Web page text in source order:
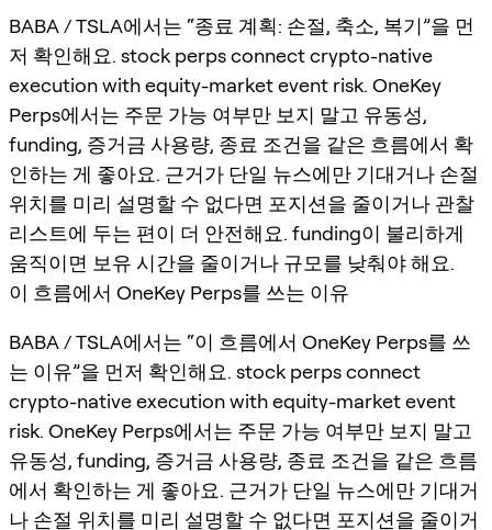
BABA / TSLA에서는 “종료 계획: 손절, 축소, 복기”을 먼
저 확인해요. stock perps connect crypto-native
execution with equity-market event risk. OneKey
Perps에서는 주문 가능 여부만 보지 말고 유동성,
funding, 증거금 사용량, 종료 조건을 같은 흐름에서 확
인하는 게 좋아요. 근거가 단일 뉴스에만 기대거나 손절
위치를 미리 설명할 수 없다면 포지션을 줄이거나 관찰
리스트에 두는 편이 더 안전해요. funding이 불리하게
움직이면 보유 시간을 줄이거나 규모를 낮춰야 해요.
이 흐름에서 OneKey Perps를 쓰는 이유
BABA / TSLA에서는 “이 흐름에서 OneKey Perps를 쓰
는 이유”을 먼저 확인해요. stock perps connect
crypto-native execution with equity-market event
risk. OneKey Perps에서는 주문 가능 여부만 보지 말고
유동성, funding, 증거금 사용량, 종료 조건을 같은 흐름
에서 확인하는 게 좋아요. 근거가 단일 뉴스에만 기대거
나 손절 위치를 미리 설명할 수 없다면 포지션을 줄이거